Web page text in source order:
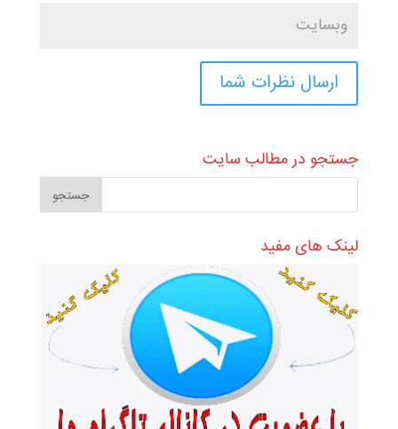
جستجو در مطالب سایت
لینک های مفید